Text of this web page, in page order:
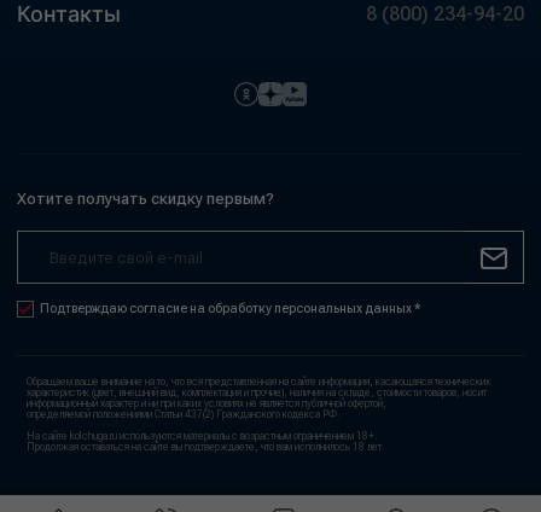
Контакты 8 (800) 234-94-20
Хотите получать скидку первым?
Подтверждаю согласие на обработку персональных данных *
Обращаем ваше внимание на то, что вся представленная на сайте информация, касающаяся технических
характеристик (цвет, внешний вид, комплектация и прочие), наличия на складе, стоимости товаров, носит
информационный характер и ни при каких условиях не является публичной офертой,
определяемой положениями Статьи 437(2) Гражданского кодекса РФ.
На сайте kolchuga.ru используются материалы с возрастным ограничением 18+.
Продолжая оставаться на сайте вы подтверждаете, что вам исполнилось 18 лет.